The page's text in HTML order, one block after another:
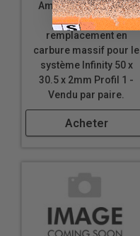
Amana Tool RCK-200
Couteau de
remplacement en
carbure massif pour le
système Infinity 50 x
30.5 x 2mm Profil 1 -
Vendu par paire.
Acheter